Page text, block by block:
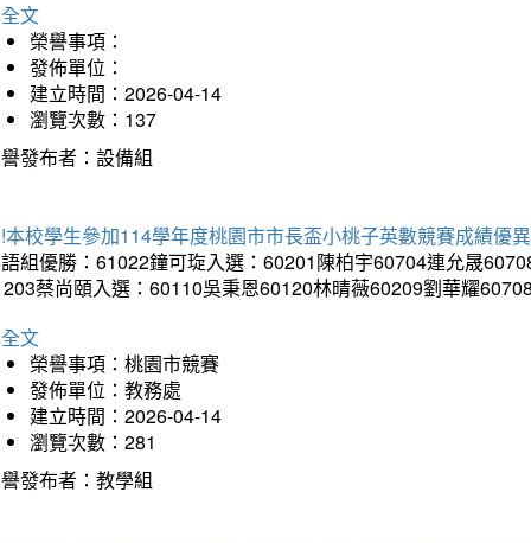
文
榮譽事項：
發佈單位：
建立時間：2026-04-14
瀏覽次數：137
發布者：設備組
本校學生參加114學年度桃園市市長盃小桃子英數競賽成績優
組優勝：61022鐘可琁入選：60201陳柏宇60704連允晟
蔡尚頤入選：60110吳秉恩60120林晴薇60209劉華耀
文
榮譽事項：桃園市競賽
發佈單位：教務處
建立時間：2026-04-14
瀏覽次數：281
發布者：教學組